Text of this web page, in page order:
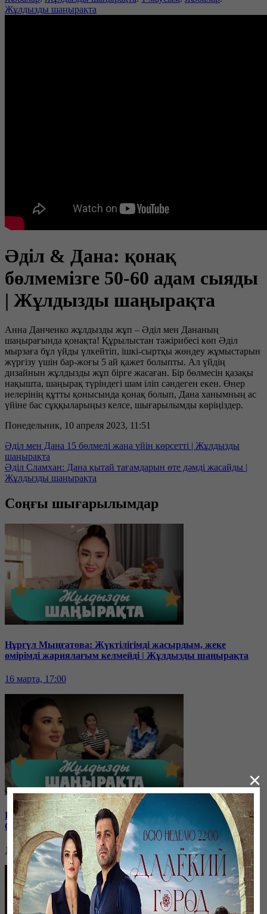
Жұлдызды шаңырақта
Әділ & Дана: қонақ
бөлмемізге 50-60 адам сыяды
| Жұлдызды шаңырақта
Анна Данченко жұлдызды жұп – Әділ мен Дананың
шаңырағында қонақта! Құрылыстан тәжірибесі көп Әділ
мырзаға бұл үйды үлкейтіп, ішкі-сыртқы жөндеу жұмыстарын
жүргізу үшін бар-жоғы 5 ай қажет болыпты. Ал үйдің
дизайнын жұлдызды жұп бірге жасаған. Бір бөлмесін қазақы
нақышта, шаңырақ түріндегі шам іліп сәндеген екен. Өнер
иелерінің құтты қонысында қонақ болып, Дана ханымның ас
үйіне бас сұққыларыңыз келсе, шығарылымды көріңіздер.
Понедельник, 10 апреля 2023, 11:51
Әділ мен Дана 15 бөлмелі жаңа үйін көрсетті | Жұлдызды
шаңырақта
Әділ Сламхан: Дана қытай тағамдарын өте дәмді жасайды |
Жұлдызды шаңырақта
Соңғы шығарылымдар
Нұргүл Мыңғатова: Жүктілігімді жасырдым, жеке
өмірімді жариялағым келмейді | Жұлдызды шаңырақта
16 марта, 17:00
Блогер Бота Хамит эксклюзив сұхбат беріп, күйеуі мен
балаларын көрсетті | Жұлдызды шаңырақта
10 февраля, 17:00
×